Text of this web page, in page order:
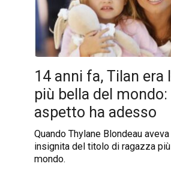
14 anni fa, Tilan era
più bella del mondo:
aspetto ha adesso
Quando Thylane Blondeau
insignita del titolo di ragazza
mondo.